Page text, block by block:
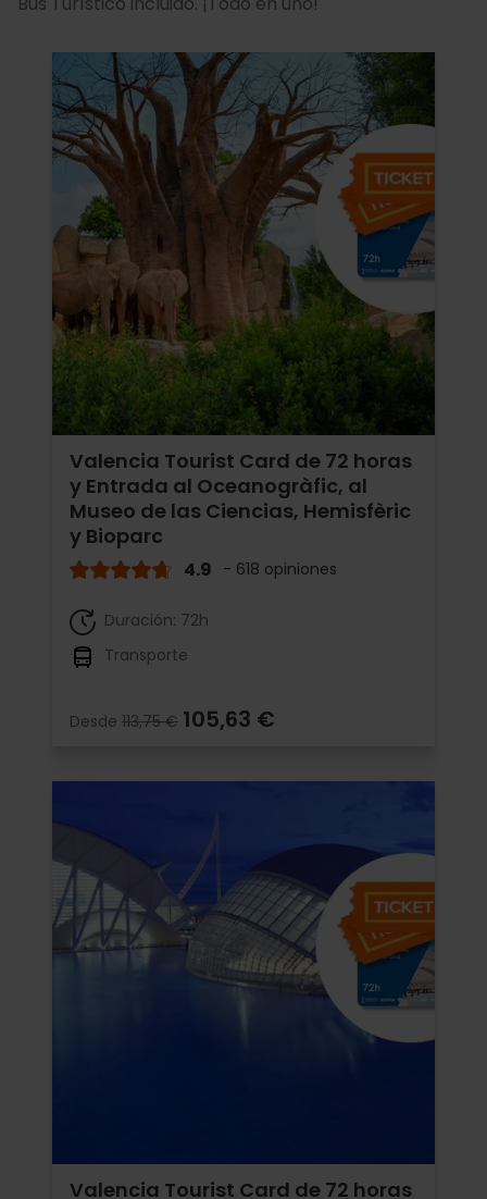
Valencia Tourist Card de 72 horas
y Entrada al Oceanogràfic, al
Museo de las Ciencias, Hemisfèric
y Bioparc
4.9 - 618 opiniones
Duración: 72h
Transporte
Desde 113,75 € 105,63 €
Valencia Tourist Card de 72 horas